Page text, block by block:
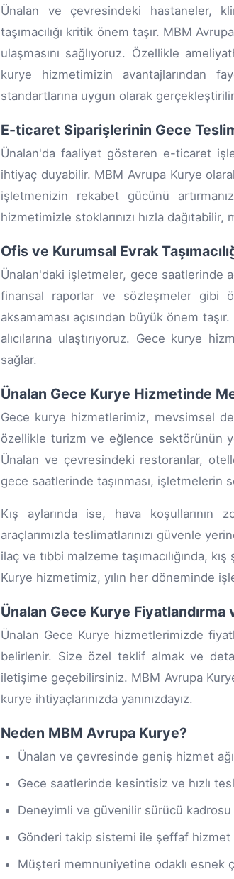
Ünalan ve çevresindeki hastaneler,
taşımacılığı kritik önem taşır. MBM
ulaşmasını sağlıyoruz. Özellikle
kurye hizmetimizin avantajlarından
standartlarına uygun olarak
E-ticaret Siparişlerinin Gece
Ünalan'da faaliyet gösteren e-ticaret
ihtiyaç duyabilir. MBM Avrupa Kurye
işletmenizin rekabet gücünü
hizmetimizle stoklarınızı hızla
Ofis ve Kurumsal Evrak
Ünalan'daki işletmeler, gece saatlerinde
finansal raporlar ve sözleşmeler gibi
aksamaması açısından büyük önem
alıcılarına ulaştırıyoruz. Gece kurye
sağlar.
Ünalan Gece Kurye Hizmetinde
Gece kurye hizmetlerimiz, mevsimsel
özellikle turizm ve eğlence sektörünün
Ünalan ve çevresindeki restoranlar,
gece saatlerinde taşınması, işletmelerin
Kış aylarında ise, hava koşullarının
araçlarımızla teslimatlarınızı güvenle
ilaç ve tıbbi malzeme taşımacılığında,
Kurye hizmetimiz, yılın her döneminde
Ünalan Gece Kurye Fiyatlandırma
Ünalan Gece Kurye hizmetlerimizde
belirlenir. Size özel teklif almak ve
iletişime geçebilirsiniz. MBM Avrupa
kurye ihtiyaçlarınızda yanınızdayız.
Neden MBM Avrupa Kurye?
Ünalan ve çevresinde geniş hizmet ağı
Gece saatlerinde kesintisiz ve hızlı
Deneyimli ve güvenilir sürücü kadrosu
Gönderi takip sistemi ile şeffaf hizmet
Müşteri memnuniyetine odaklı esnek